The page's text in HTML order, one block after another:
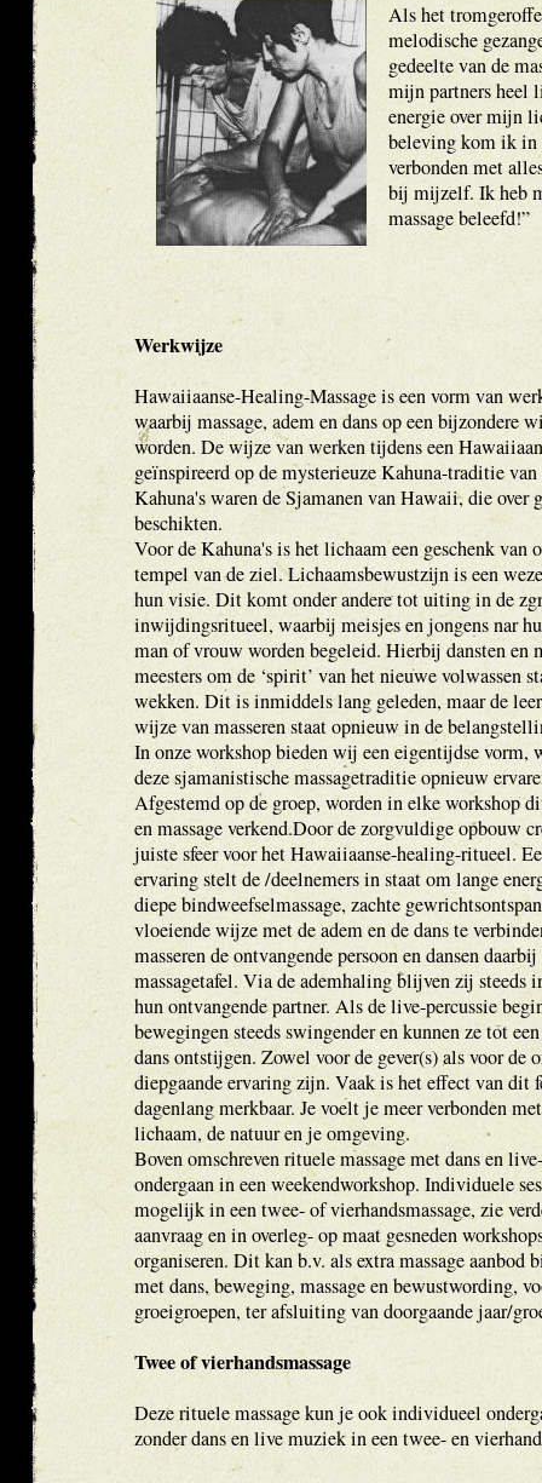
Als het
melodische
gedeelte van de
mijn partners heel
energie over mijn
beleving kom ik in
verbonden met
bij mijzelf. Ik heb
massage beleefd!”
Werkwijze
Hawaiiaanse-Healing-Massage is een vorm van
waarbij massage, adem en dans op een bijzondere
worden. De wijze van werken tijdens een
geïnspireerd op de mysterieuze Kahuna-traditie
Kahuna's waren de Sjamanen van Hawaii, die over
beschikten.
Voor de Kahuna's is het lichaam een geschenk van
tempel van de ziel. Lichaamsbewustzijn is een
hun visie. Dit komt onder andere tot uiting in de
inwijdingsritueel, waarbij meisjes en jongens nar
man of vrouw worden begeleid. Hierbij dansten en
meesters om de ‘spirit’ van het nieuwe volwassen
wekken. Dit is inmiddels lang geleden, maar de
wijze van masseren staat opnieuw in de
In onze workshop bieden wij een eigentijdse vorm,
deze sjamanistische massagetraditie opnieuw
Afgestemd op de groep, worden in elke workshop
en massage verkend.Door de zorgvuldige opbouw
juiste sfeer voor het Hawaiiaanse-healing-ritueel.
ervaring stelt de /deelnemers in staat om lange
diepe bindweefselmassage, zachte
vloeiende wijze met de adem en de dans te
masseren de ontvangende persoon en dansen
massagetafel. Via de ademhaling blijven zij steeds
hun ontvangende partner. Als de live-percussie
bewegingen steeds swingender en kunnen ze tot
dans ontstijgen. Zowel voor de gever(s) als voor de
diepgaande ervaring zijn. Vaak is het effect van dit
dagenlang merkbaar. Je voelt je meer verbonden
lichaam, de natuur en je omgeving.
Boven omschreven rituele massage met dans en
ondergaan in een weekendworkshop. Individuele
mogelijk in een twee- of vierhandsmassage, zie
aanvraag en in overleg- op maat gesneden
organiseren. Dit kan b.v. als extra massage
met dans, beweging, massage en bewustwording,
groeigroepen, ter afsluiting van doorgaande jaar/
Twee of vierhandsmassage
Deze rituele massage kun je ook individueel
zonder dans en live muziek in een twee- en